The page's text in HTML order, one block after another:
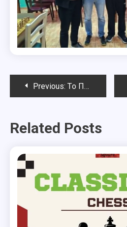
PostPrevious: Tο Παιδικό –Νεανικό (κάτω των 18) σκακιστικό RAPID Chess Square Απριλίου
Related Posts